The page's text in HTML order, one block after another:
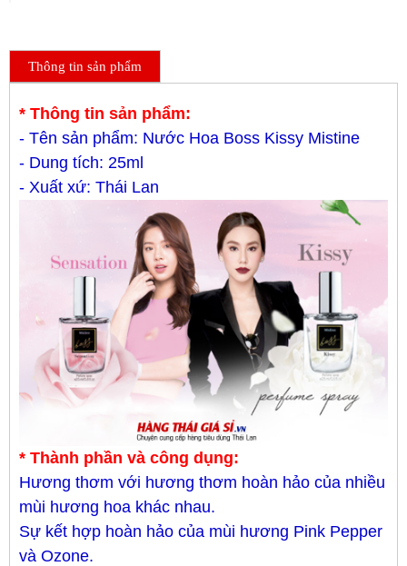
Thông tin sản phẩm
* Thông tin sản phẩm:
- Tên sản phẩm: Nước Hoa Boss Kissy Mistine
- Dung tích: 25ml
- Xuất xứ: Thái Lan
* Thành phần và công dụng:
Hương thơm với hương thơm hoàn hảo của nhiều
mùi hương hoa khác nhau.
Sự kết hợp hoàn hảo của mùi hương Pink Pepper
và Ozone.